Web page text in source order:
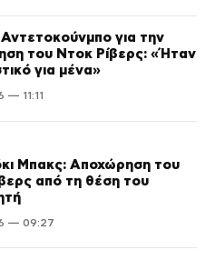
Αντετοκούνμπο για την
του Ντοκ Ρίβερς: «Ήταν
για μένα»
— 11:11
Μπακς: Αποχώρηση του
από τη θέση του
— 09:27